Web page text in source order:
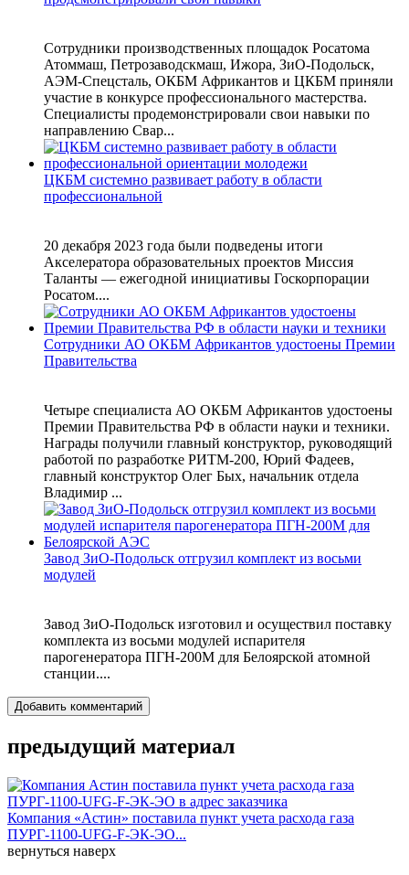
Сотрудники производственных площадок Росатома
Атоммаш, Петрозаводскмаш, Ижора, ЗиО-Подольск,
АЭМ-Спецсталь, ОКБМ Африкантов и ЦКБМ приняли
участие в конкурсе профессионального мастерства.
Специалисты продемонстрировали свои навыки по
направлению Свар...
ЦКБМ системно развивает работу в области
профессиональной
20 декабря 2023 года были подведены итоги
Акселератора образовательных проектов Миссия
Таланты — ежегодной инициативы Госкорпорации
Росатом....
Сотрудники АО ОКБМ Африкантов удостоены Премии
Правительства
Четыре специалиста АО ОКБМ Африкантов удостоены
Премии Правительства РФ в области науки и техники.
Награды получили главный конструктор, руководящий
работой по разработке РИТМ-200, Юрий Фадеев,
главный конструктор Олег Бых, начальник отдела
Владимир ...
Завод ЗиО-Подольск отгрузил комплект из восьми
модулей
Завод ЗиО-Подольск изготовил и осуществил поставку
комплекта из восьми модулей испарителя
парогенератора ПГН-200М для Белоярской атомной
станции....
Добавить комментарий
предыдущий материал
Компания «Астин» поставила пункт учета расхода газа
ПУРГ-1100-UFG-F-ЭК-ЭО...
вернуться наверх